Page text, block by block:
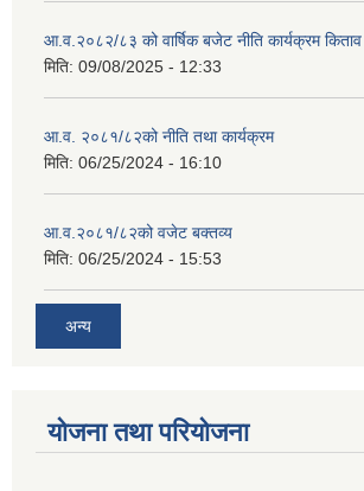
आ.व.२०८२/८३ को वार्षिक बजेट नीति कार्यक्रम किताव
मिति: 09/08/2025 - 12:33
आ.व. २०८१/८२को नीति तथा कार्यक्रम
मिति: 06/25/2024 - 16:10
आ.व.२०८१/८२को वजेट बक्तव्य
मिति: 06/25/2024 - 15:53
अन्य
योजना तथा परियोजना